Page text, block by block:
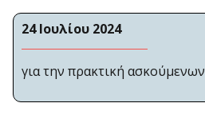
24 Ιουλίου 2024
για την πρακτική ασκούμενων